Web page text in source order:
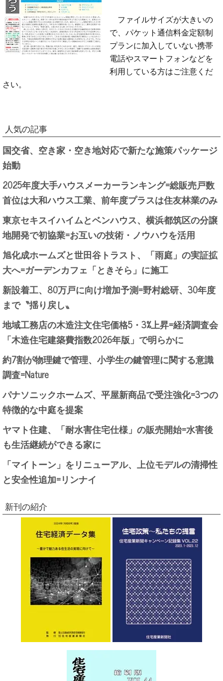
ファイルサイズが大きいの
で、パケット通信料金定額制
プランに加入していない携帯
電話やスマートフォンなどを
利用している方はご注意くだ
さい。
人気の記事
国交省、空き家・空き地対応で新たな施策パッケージ
始動
2025年度大手ハウスメーカーランキング=総販売戸数
首位は大和ハウス工業、前年度プラスは住友林業のみ
東京セキスイハイムとベンハウス、横浜都筑区の分譲
地開発で初協業=お互いの技術・ノウハウを活用
旭化成ホームズと世田谷トラスト、「雨庭」の実証拡
大へ=ガーデンカフェ「ときそら」に施工
新設着工、80万戸に向け増加予測=野村総研、30年度
まで〝揺り戻し〟
地域工務店の木造注文住宅価格5・3%上昇=経済調査会
「木造住宅建築費指数2026年版」で明らかに
約7割が物理鍵で管理、小学生の鍵管理に関する意識
調査=Nature
パナソニックホームズ、平屋新商品で受注強化=3つの
特徴的な中庭を提案
ヤマト住建、「耐水害住宅仕様」の販売開始=水害後
も生活継続ができる家に
「マイトーン」をリニューアル、上位モデルの清掃性
と安全性追加=リンナイ
新刊の紹介